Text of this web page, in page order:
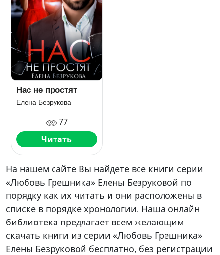
Нас не простят
Елена Безрукова
77
Читать
На нашем сайте Вы найдете все книги серии
«Любовь Грешника» Елены Безруковой по
порядку как их читать и они расположены в
списке в порядке хронологии. Наша онлайн
библиотека предлагает всем желающим
скачать книги из серии «Любовь Грешника»
Елены Безруковой бесплатно, без регистрации